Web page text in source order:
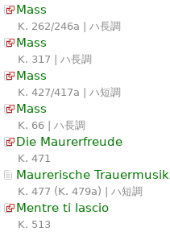
Mass
K. 262/246a | ハ長調
Mass
K. 317 | ハ長調
Mass
K. 427/417a | ハ短調
Mass
K. 66 | ハ長調
Die Maurerfreude
K. 471
Maurerische Trauermusik
K. 477 (K. 479a) | ハ短調
Mentre ti lascio
K. 513